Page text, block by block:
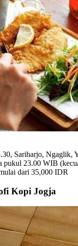
Sariharjo, Ngaglik,
pukul 23.00 WIB
dari 35,000 IDR
Kopi Jogja